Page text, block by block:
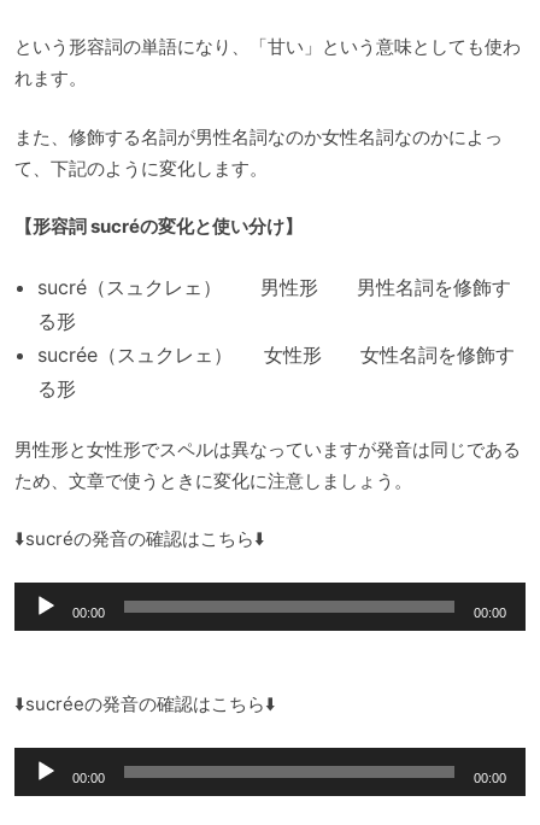
という形容詞の単語になり、「甘い」という意味としても使わ
れます。
また、修飾する名詞が男性名詞なのか女性名詞なのかによっ
て、下記のように変化します。
【形容詞 sucréの変化と使い分け】
sucré（スュクレェ） 男性形 男性名詞を修飾す
る形
sucrée（スュクレェ） 女性形 女性名詞を修飾す
る形
男性形と女性形でスペルは異なっていますが発音は同じである
ため、文章で使うときに変化に注意しましょう。
⬇️sucréの発音の確認はこちら⬇️
声
レ
ー
00:00 00:00
⬇️sucréeの発音の確認はこちら⬇️
声
00:00 00:00